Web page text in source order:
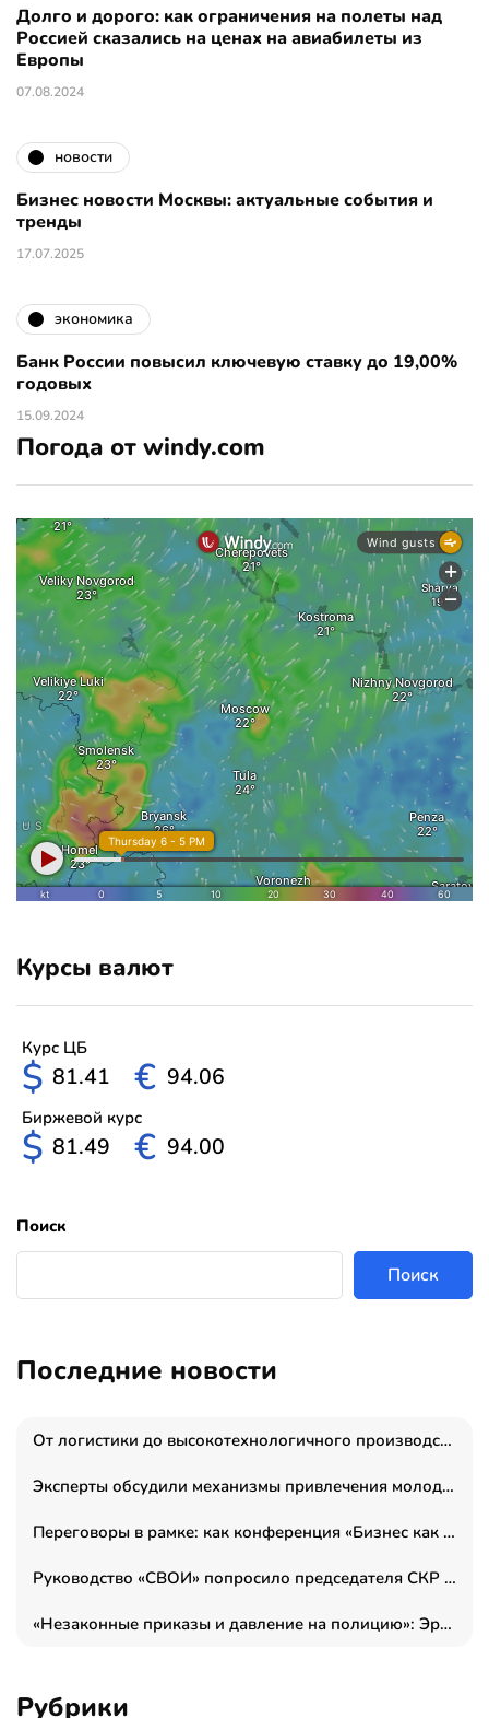
Долго и дорого: как ограничения на полеты над
Россией сказались на ценах на авиабилеты из
Европы
07.08.2024
новости
Бизнес новости Москвы: актуальные события и
тренды
17.07.2025
экономика
Банк России повысил ключевую ставку до 19,00%
годовых
15.09.2024
Погода от windy.com
Курсы валют
Курс ЦБ
$ 81.41 € 94.06
Биржевой курс
$ 81.49 € 94.00
Поиск
Поиск
Последние новости
От логистики до высокотехнологичного производства: как основатель “гагаринга” выстраивает экосистему безопасности и гражданских БПЛА
Эксперты обсудили механизмы привлечения молодых специалистов в промышленные города
Переговоры в рамке: как конференция «Бизнес как искусство» переформатирует деловой этикет в стенах ТПП РФ
Руководство «СВОИ» попросило председателя СКР дать правовую оценку обысков в тыловом штабе
«Незаконные приказы и давление на полицию»: Эрнеста Султанова задержали у посольства Израиля во время одиночного пикета
Рубрики